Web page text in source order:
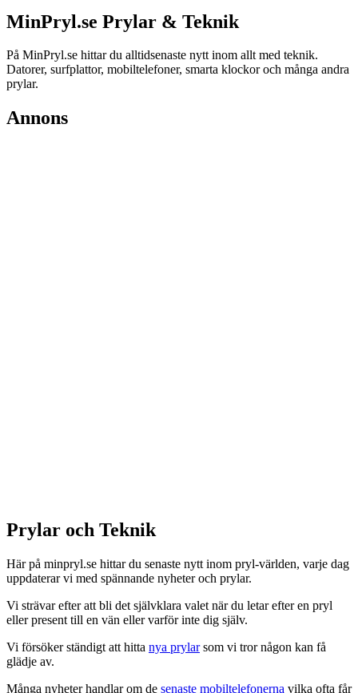
MinPryl.se Prylar & Teknik
På MinPryl.se hittar du alltidsenaste nytt inom allt med teknik.
Datorer, surfplattor, mobiltelefoner, smarta klockor och många andra
prylar.
Annons
Prylar och Teknik
Här på minpryl.se hittar du senaste nytt inom pryl-världen, varje dag
uppdaterar vi med spännande nyheter och prylar.
Vi strävar efter att bli det självklara valet när du letar efter en pryl
eller present till en vän eller varför inte dig själv.
Vi försöker ständigt att hitta nya prylarsom vi tror någon kan få
glädje av.
Många nyheter handlar om de senaste mobiltelefonerna vilka ofta får